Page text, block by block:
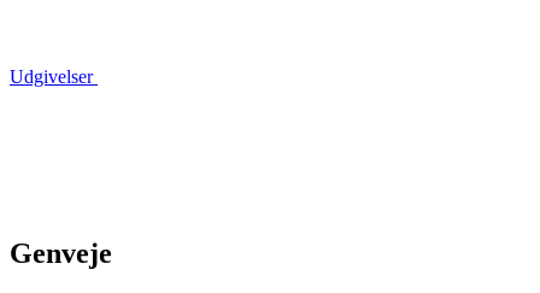
Udgivelser
Genveje